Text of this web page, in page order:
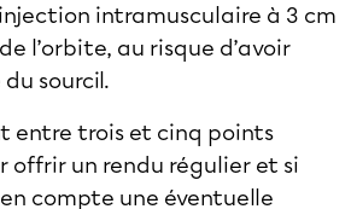
intramusculaire à 3 cm
l’orbite, au risque d’avoir
sourcil.
entre trois et cinq points
offrir un rendu régulier et si
compte une éventuelle